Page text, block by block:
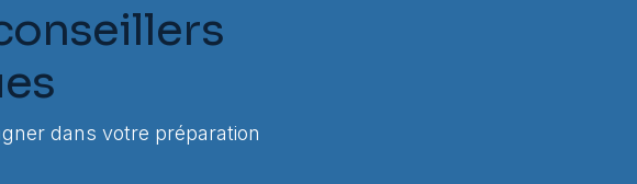
dans votre préparation